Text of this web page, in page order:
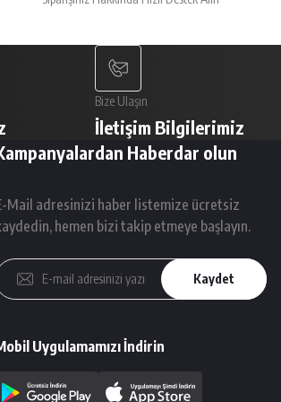
Bize Ulaşın
İletişim Bilgilerimiz
Haberdar olun
Mail adresinizi haber listemize ücretsiz
hemen bizi takip etmeye başlayın.
Kaydet
Uygulamamızı İndirin